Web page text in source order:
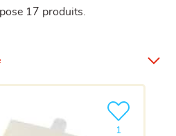
17 produits.
1
Ajouter le
clients ont